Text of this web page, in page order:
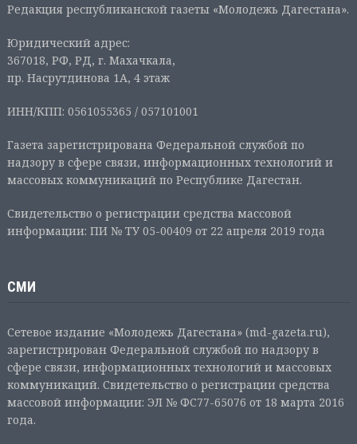
Редакция республиканской газеты «Молодежь Дагестана».
Юридический адрес:
367018, РФ, РД, г. Махачкала,
пр. Насрутдинова 1А, 4 этаж
ИНН/КПП: 0561055365 / 057101001
Газета зарегистрирована Федеральной службой по
надзору в сфере связи, информационных технологий и
массовых коммуникаций по Республике Дагестан.
Свидетельство о регистрации средства массовой
информации: ПИ № ТУ 05-00409 от 22 апреля 2019 года
СМИ
Сетевое издание «Молодежь Дагестана» (md-gazeta.ru),
зарегистрирован Федеральной службой по надзору в
сфере связи, информационных технологий и массовых
коммуникаций. Свидетельство о регистрации средства
массовой информации: ЭЛ № ФС77-65076 от 18 марта 2016
года.